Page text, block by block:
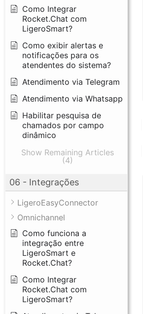
Como Integrar
Rocket.Chat com
LigeroSmart?
Como exibir alertas e
notificações para os
atendentes do sistema?
Atendimento via Telegram
Atendimento via Whatsapp
Habilitar pesquisa de
chamados por campo
dinâmico
Show Remaining Articles
(4)
06 - Integrações
LigeroEasyConnector
Omnichannel
Como funciona a
integração entre
LigeroSmart e
Rocket.Chat?
Como Integrar
Rocket.Chat com
LigeroSmart?